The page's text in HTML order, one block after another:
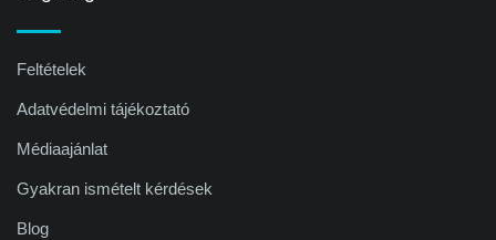
Feltételek
Adatvédelmi tájékoztató
Médiaajánlat
Gyakran ismételt kérdések
Blog